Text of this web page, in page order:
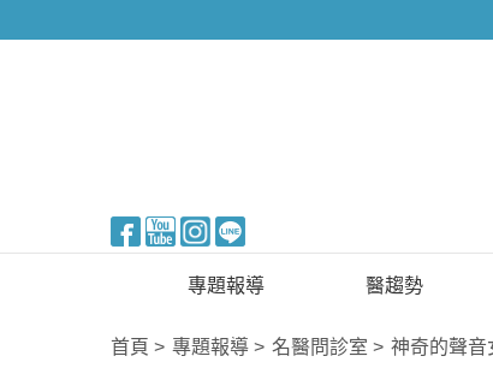
專題報導
新知快訊
醫趨勢
美醫FUN知識
首頁 專題報導 名醫問診室 神奇的聲音